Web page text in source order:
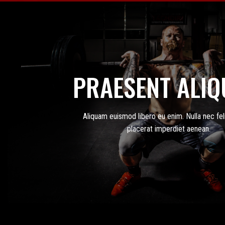
PRAESENT
Aliquam euismod libero eu enim. Nulla nec
placerat imperdiet aenean.